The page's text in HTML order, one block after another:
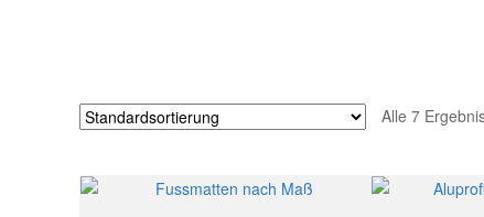
Alle 7